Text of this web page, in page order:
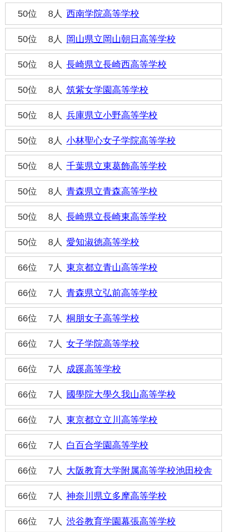
50位 8人 西南学院高等学校
50位 8人 岡山県立岡山朝日高等学校
50位 8人 長崎県立長崎西高等学校
50位 8人 筑紫女学園高等学校
50位 8人 兵庫県立小野高等学校
50位 8人 小林聖心女子学院高等学校
50位 8人 千葉県立東葛飾高等学校
50位 8人 青森県立青森高等学校
50位 8人 長崎県立長崎東高等学校
50位 8人 愛知淑徳高等学校
66位 7人 東京都立青山高等学校
66位 7人 青森県立弘前高等学校
66位 7人 桐朋女子高等学校
66位 7人 女子学院高等学校
66位 7人 成蹊高等学校
66位 7人 國學院大學久我山高等学校
66位 7人 東京都立立川高等学校
66位 7人 白百合学園高等学校
66位 7人 大阪教育大学附属高等学校池田校舎
66位 7人 神奈川県立多摩高等学校
66位 7人 渋谷教育学園幕張高等学校